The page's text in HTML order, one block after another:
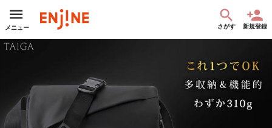
メニュー さがす 新規登録